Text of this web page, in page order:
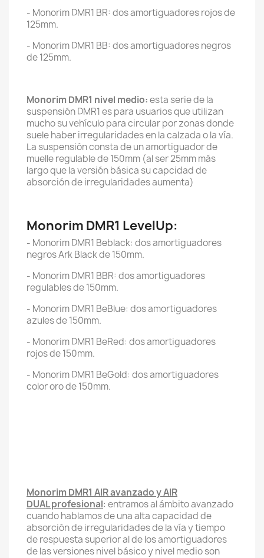
- Monorim DMR1 BR: dos amortiguadores rojos de
125mm.
- Monorim DMR1 BB: dos amortiguadores negros
de 125mm.
Monorim DMR1 nivel medio:esta serie de la
suspensión DMR1 es para usuarios que utilizan
mucho su vehículo para circular por zonas donde
suele haber irregularidades en la calzada o la vía.
La suspensión consta de un amortiguador de
muelle regulable de 150mm (al ser 25mm más
largo que la versión básica su capcidad de
absorción de irregularidades aumenta)
Monorim DMR1 LevelUp:
- Monorim DMR1 Beblack: dos amortiguadores
negros Ark Black de 150mm.
- Monorim DMR1 BBR: dos amortiguadores
regulables de 150mm.
- Monorim DMR1 BeBlue: dos amortiguadores
azules de 150mm.
- Monorim DMR1 BeRed: dos amortiguadores
rojos de 150mm.
- Monorim DMR1 BeGold: dos amortiguadores
color oro de 150mm.
Monorim DMR1 AIR avanzado y AIR
DUAL profesional: entramos al ámbito avanzado
cuando hablamos de una alta capacidad de
absorción de irregularidades de la vía y tiempo
de respuesta superior al de los amortiguadores
de las versiones nivel básico y nivel medio son